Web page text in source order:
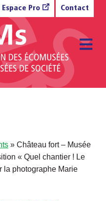
Espace Pro Contact
» Château fort – Musée
« Quel chantier ! Le
la photographe Marie